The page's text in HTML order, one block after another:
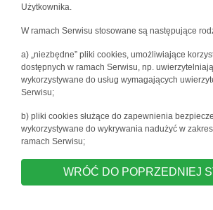
Użytkownika.
W ramach Serwisu stosowane są następujące
a) „niezbędne” pliki cookies, umożliwiające
dostępnych w ramach Serwisu, np.
wykorzystywane do usług wymagających
Serwisu;
b) pliki cookies służące do zapewnienia
wykorzystywane do wykrywania nadużyć w
ramach Serwisu;
WRÓĆ DO POPRZEDNIEJ